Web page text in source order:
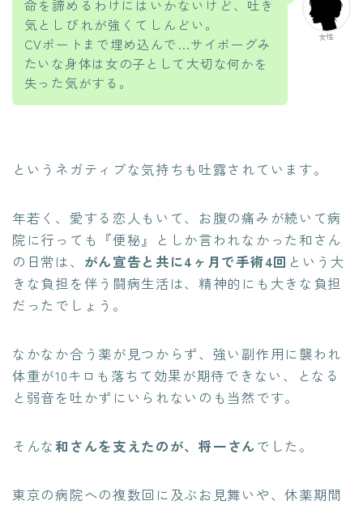
女性
命を諦めるわけにはいかないけど、吐き
気としびれが強くてしんどい。
CVポートまで埋め込んで…サイボーグみ
たいな身体は女の子として大切な何かを
失った気がする。
というネガティブな気持ちも吐露されています。
年若く、愛する恋人もいて、お腹の痛みが続いて病
院に行っても『便秘』としか言われなかった和さん
の日常は、 がん宣告と共に4ヶ月で手術4回 という大
きな負担を伴う闘病生活は、精神的にも大きな負担
だったでしょう。
なかなか合う薬が見つからず、強い副作用に襲われ
体重が10キロも落ちて効果が期待できない、となる
と弱音を吐かずにいられないのも当然です。
そんな和さんを支えたのが、将一さんでした。
東京の病院への複数回に及ぶお見舞いや、休薬期間